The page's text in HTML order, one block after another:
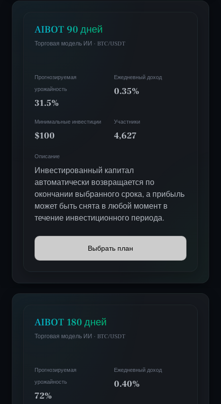
AIBOT 90 дней
Торговая модель ИИ · BTC/USDT
Прогнозируемая
урожайность
31.5%
Ежедневный доход
0.35%
Минимальные инвестиции
$100
Участники
4,627
Описание
Инвестированный капитал
автоматически возвращается по
окончании выбранного срока, а прибыль
может быть снята в любой момент в
течение инвестиционного периода.
Выбрать план
AIBOT 180 дней
Торговая модель ИИ · BTC/USDT
Прогнозируемая
урожайность
72%
Ежедневный доход
0.40%